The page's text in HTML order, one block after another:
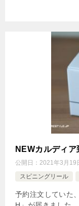
NEWカルディア
公開日： 2021年3月19
スピニングリール
予約注文していた